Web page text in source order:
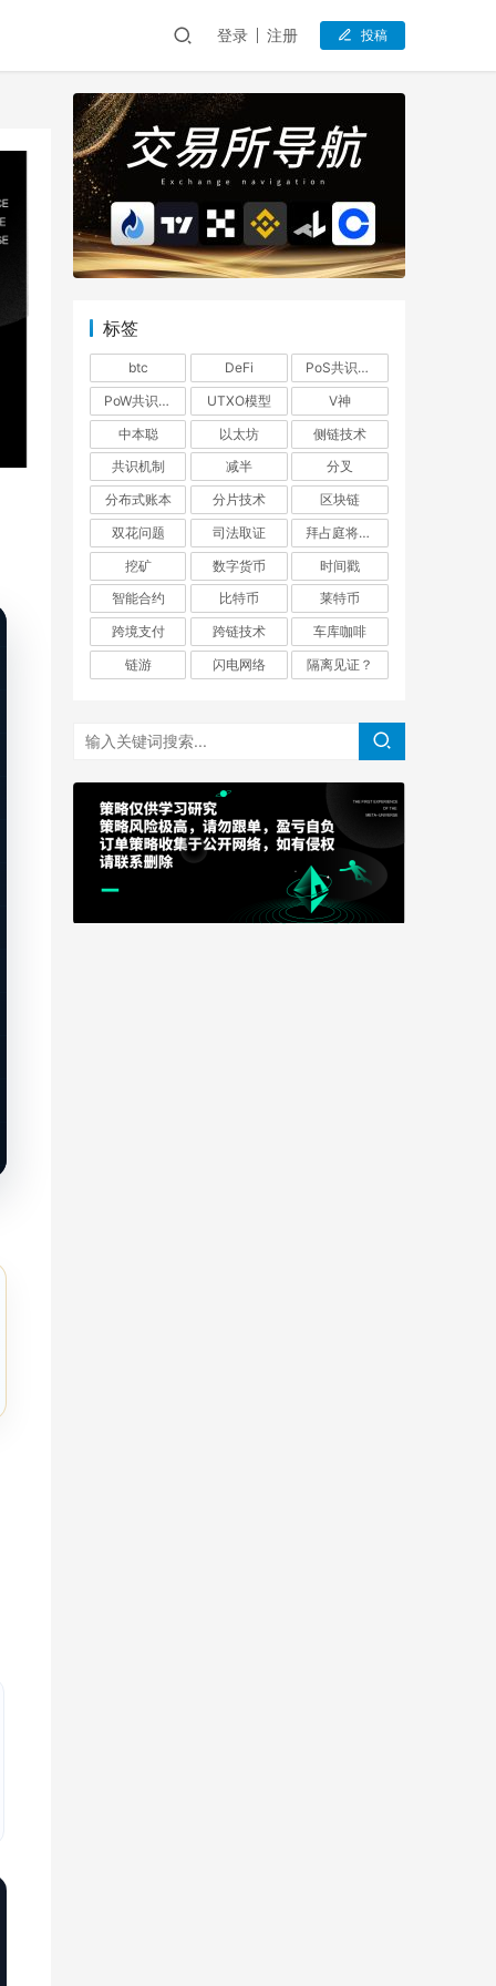
登录 注册 投稿
标签
btc DeFi
PoS共识机制
PoW共识机制
UTXO模型
V神
中本聪
以太坊
侧链技术
共识机制
减半
分叉
分布式账本
分片技术
区块链
双花问题
司法取证
拜占庭将军问题
挖矿
数字货币
时间戳
智能合约
比特币
莱特币
跨境支付
跨链技术
车库咖啡
链游
闪电网络 隔离见证？